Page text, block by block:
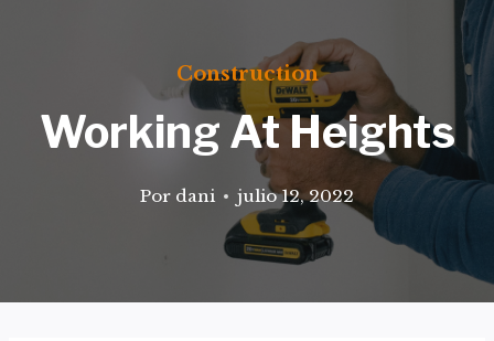
Construction
Working At Heights
Por dani julio 12, 2022